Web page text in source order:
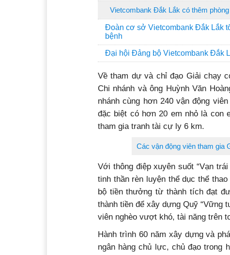
Vietcombank Đắk Lắk có thêm
Đoàn cơ sở Vietcombank Đắk Lắk
bệnh
Đại hội Đảng bộ Vietcombank Đắk
Về tham dự và chỉ đạo Giải chạy
Chi nhánh và ông Huỳnh Văn
nhánh cùng hơn 240 vận động
đặc biệt có hơn 20 em nhỏ là con
tham gia tranh tài cự ly 6 km.
Các vận động viên tham gia
Với thông điệp xuyên suốt “Vạn
tinh thần rèn luyện thể dục thể
bộ tiền thưởng từ thành tích đạt
thành tiền để xây dựng Quỹ “Vững
viên nghèo vượt khó, tài năng trên
Hành trình 60 năm xây dựng và
ngân hàng chủ lực, chủ đạo trong